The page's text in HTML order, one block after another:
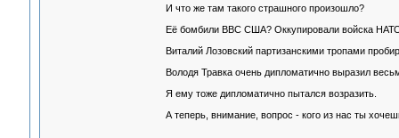
И что же там такого страшного произошло?
Её бомбили ВВС США? Оккупировали войска
Виталий Лозовский партизанскими тропами
Володя Травка очень дипломатично выразил
Я ему тоже дипломатично пытался возразить.
А теперь, внимание, вопрос - кого из нас ты